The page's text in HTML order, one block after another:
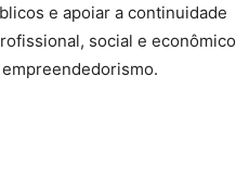
e apoiar a continuidade
social e econômico